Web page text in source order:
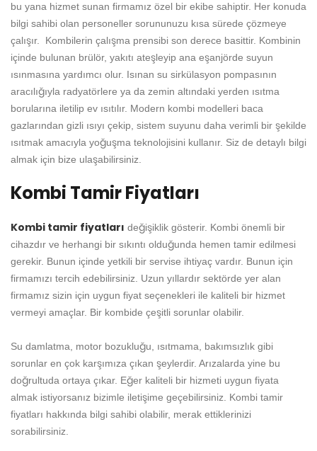
bu yana hizmet sunan firmamız özel bir ekibe sahiptir. Her konuda
bilgi sahibi olan personeller sorununuzu kısa sürede çözmeye
çalışır. Kombilerin çalışma prensibi son derece basittir. Kombinin
içinde bulunan brülör, yakıtı ateşleyip ana eşanjörde suyun
ısınmasına yardımcı olur. Isınan su sirkülasyon pompasının
aracılığıyla radyatörlere ya da zemin altındaki yerden ısıtma
borularına iletilip ev ısıtılır. Modern kombi modelleri baca
gazlarından gizli ısıyı çekip, sistem suyunu daha verimli bir şekilde
ısıtmak amacıyla yoğuşma teknolojisini kullanır. Siz de detaylı bilgi
almak için bize ulaşabilirsiniz.
Kombi Tamir Fiyatları
Kombi tamir fiyatları değişiklik gösterir. Kombi önemli bir
cihazdır ve herhangi bir sıkıntı olduğunda hemen tamir edilmesi
gerekir. Bunun içinde yetkili bir servise ihtiyaç vardır. Bunun için
firmamızı tercih edebilirsiniz. Uzun yıllardır sektörde yer alan
firmamız sizin için uygun fiyat seçenekleri ile kaliteli bir hizmet
vermeyi amaçlar. Bir kombide çeşitli sorunlar olabilir.
Su damlatma, motor bozukluğu, ısıtmama, bakımsızlık gibi
sorunlar en çok karşımıza çıkan şeylerdir. Arızalarda yine bu
doğrultuda ortaya çıkar. Eğer kaliteli bir hizmeti uygun fiyata
almak istiyorsanız bizimle iletişime geçebilirsiniz. Kombi tamir
fiyatları hakkında bilgi sahibi olabilir, merak ettiklerinizi
sorabilirsiniz.